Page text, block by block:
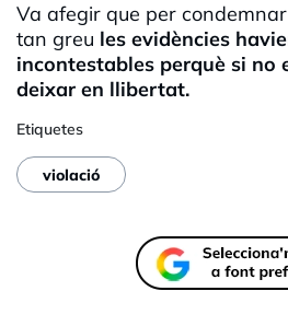
Va afegir que per
tan greu les evidències
incontestables perquè si no
deixar en llibertat.
Etiquetes
violació